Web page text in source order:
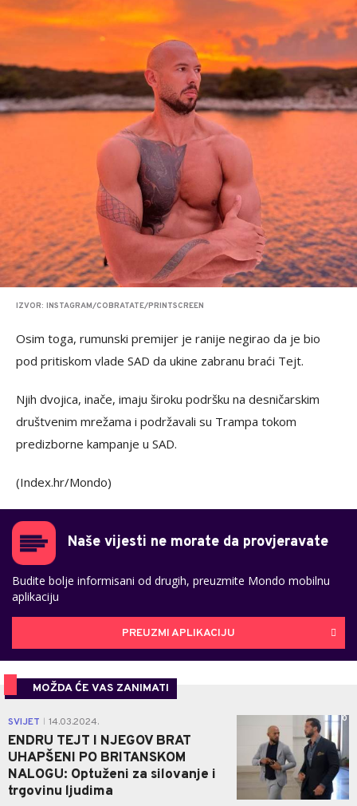
IZVOR: INSTAGRAM/COBRATATE/PRINTSCREEN
Osim toga, rumunski premijer je ranije negirao da je bio
pod pritiskom vlade SAD da ukine zabranu braći Tejt.
Njih dvojica, inače, imaju široku podršku na desničarskim
društvenim mrežama i podržavali su Trampa tokom
predizborne kampanje u SAD.
(Index.hr/Mondo)
Naše vijesti ne morate da provjeravate
Budite bolje informisani od drugih, preuzmite Mondo mobilnu
aplikaciju
PREUZMI APLIKACIJU
MOŽDA ĆE VAS ZANIMATI
SVIJET 14.03.2024.
ENDRU TEJT I NJEGOV BRAT
UHAPŠENI PO BRITANSKOM
NALOGU: Optuženi za silovanje i
trgovinu ljudima
0